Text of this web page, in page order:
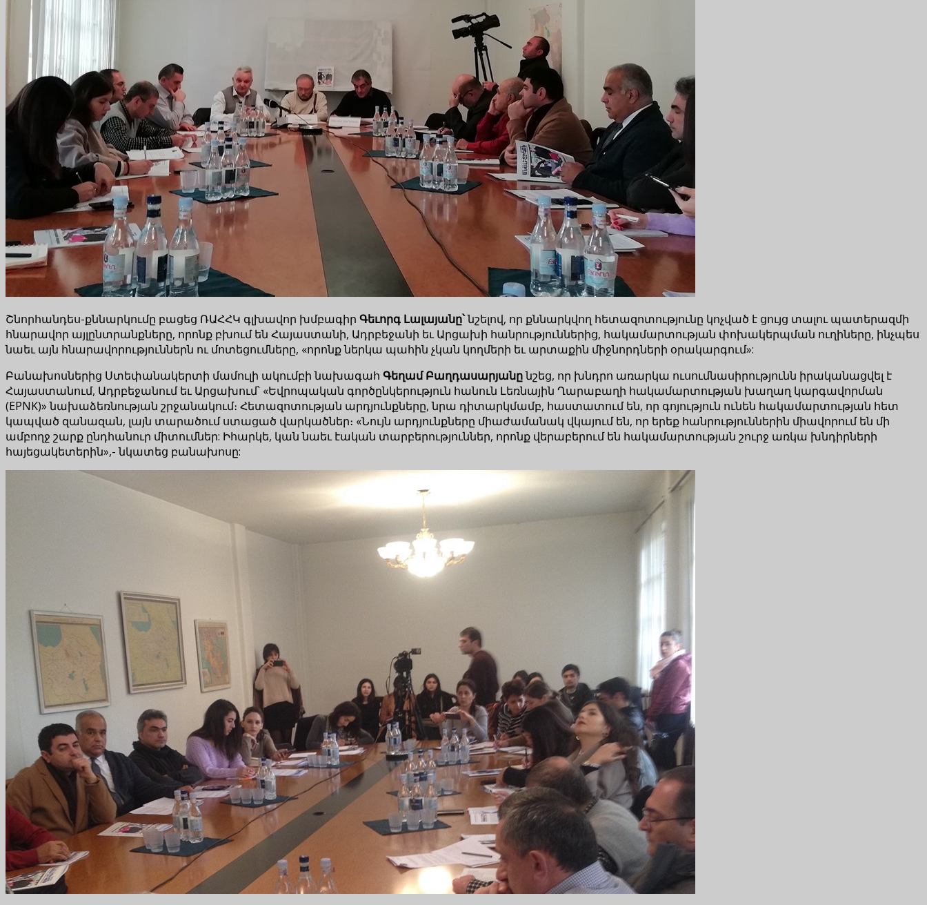
Շնորհանդես-քննարկումը բացեց ՌԱՀՀԿ գլխավոր խմբագիր Գեւորգ Լալայանը՝նշելով, որ քննարկվող հետազոտությունը կոչված է ցույց տալու պատերազմի
հնարավոր այլընտրանքները, որոնք բխում են Հայաստանի, Ադրբեջանի եւ Արցախի հանրություններից, հակամարտության փոխակերպման ուղիները, ինչպես
նաեւ այն հնարավորություններն ու մոտեցումները, «որոնք ներկա պահին չկան կողմերի եւ արտաքին միջնորդների օրակարգում»:
Բանախոսներից Ստեփանակերտի մամուլի ակումբի նախագահ Գեղամ Բաղդասարյանընշեց, որ խնդրո առարկա ուսումնասիրությունն իրականացվել է
Հայաստանում, Ադրբեջանում եւ Արցախում՝ «Եվրոպական գործընկերություն հանուն Լեռնային Ղարաբաղի հակամարտության խաղաղ կարգավորման
(EPNK)» նախաձեռնության շրջանակում։ Հետազոտության արդյունքները, նրա դիտարկմամբ, հաստատում են, որ գոյություն ունեն հակամարտության հետ
կապված զանազան, լայն տարածում ստացած վարկածներ։ «Նույն արդյունքները միաժամանակ վկայում են, որ երեք հանրություններին միավորում են մի
ամբողջ շարք ընդհանուր միտումներ: Իհարկե, կան նաեւ էական տարբերություններ, որոնք վերաբերում են հակամարտության շուրջ առկա խնդիրների
հայեցակետերին»,- նկատեց բանախոսը: